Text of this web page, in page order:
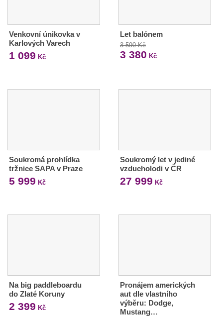
Venkovní únikovka v
Karlových Varech
1 099 Kč
Let balónem
3 590 Kč
3 380 Kč
Soukromá prohlídka
tržnice SAPA v Praze
5 999 Kč
Soukromý let v jediné
vzducholodi v ČR
27 999 Kč
Na big paddleboardu
do Zlaté Koruny
2 399 Kč
Pronájem amerických
aut dle vlastního
výběru: Dodge,
Mustang…